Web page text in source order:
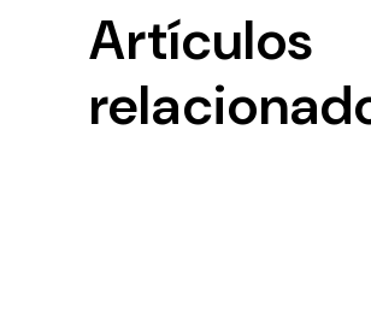
Artículos